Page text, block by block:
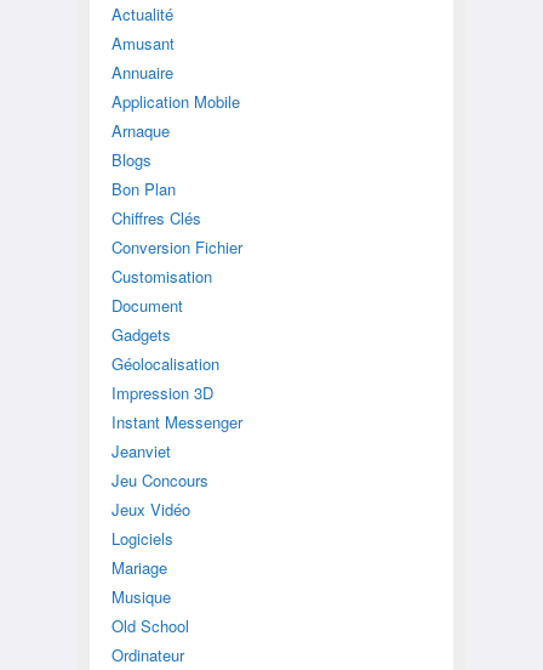
Actualité
Amusant
Annuaire
Application Mobile
Arnaque
Blogs
Bon Plan
Chiffres Clés
Conversion Fichier
Customisation
Document
Gadgets
Géolocalisation
Impression 3D
Instant Messenger
Jeanviet
Jeu Concours
Jeux Vidéo
Logiciels
Mariage
Musique
Old School
Ordinateur